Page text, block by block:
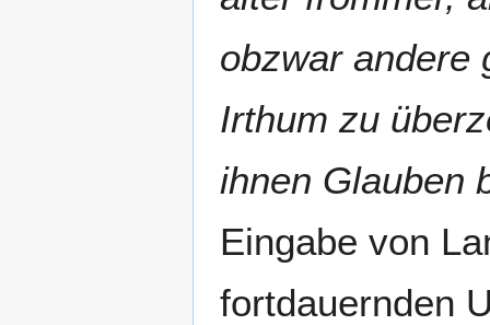
obzwar andere
Irthum zu
ihnen Glauben
Eingabe von
fortdauernden